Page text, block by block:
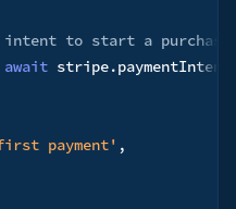
intent to start a
await stripe.
payment' ,